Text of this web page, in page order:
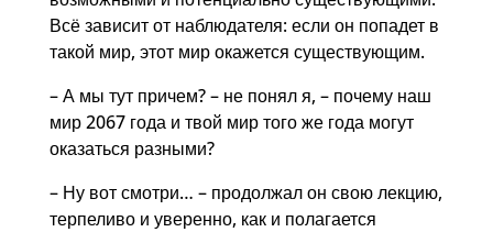
Всё зависит от наблюдателя: если он попадет в
такой мир, этот мир окажется существующим.
– А мы тут причем? – не понял я, – почему наш
мир 2067 года и твой мир того же года могут
оказаться разными?
– Ну вот смотри… – продолжал он свою лекцию,
терпеливо и уверенно, как и полагается